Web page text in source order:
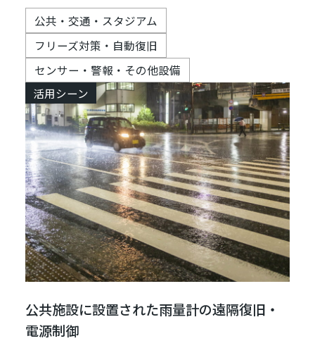
公共・交通・スタジアム
フリーズ対策・自動復旧
センサー・警報・その他設備
活用シーン
公共施設に設置された雨量計の遠隔復旧・
電源制御